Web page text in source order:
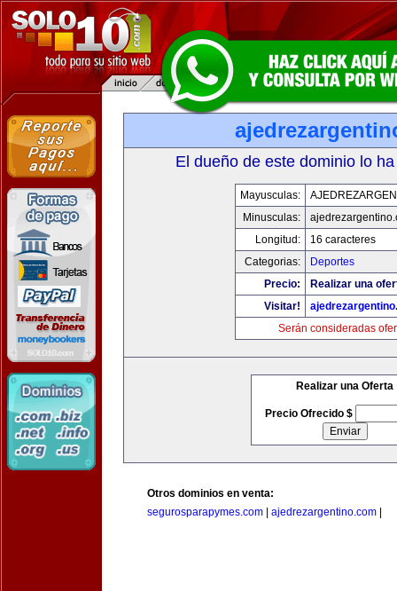
El dueño de este dominio lo
Mayusculas:
Minusculas:
Longitud:
16 caracteres
Categorias:
Deportes
Precio:
Realizar una
Visitar!
Serán consideradas
Realizar una Oferta
Precio Ofrecido $
Otros dominios en venta:
segurosparapymes.com
ajedrezargentino.com